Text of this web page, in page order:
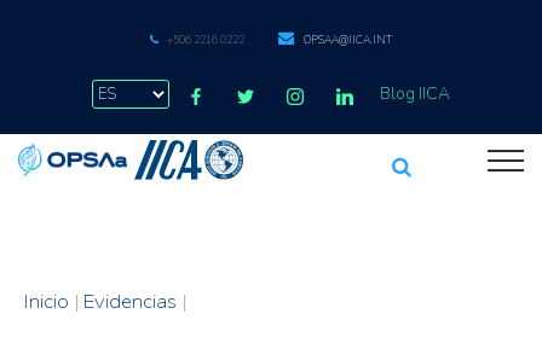
+506 2216 0222 OPSAA@IICA.INT
Blog IICA
Inicio | Evidencias |